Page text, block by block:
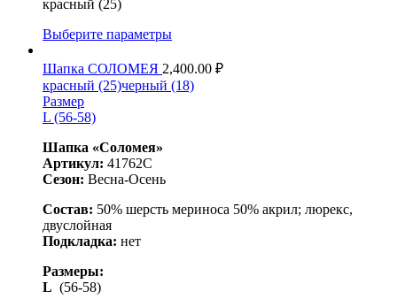
красный (25)
Выберите параметры
Шапка СОЛОМЕЯ 2,400.00 ₽
красный (25)черный (18)
Размер
L (56-58)
Шапка «Соломея»
Артикул: 41762С
Сезон: Весна-Осень
Состав: 50% шерсть мериноса 50% акрил; люрекс,
двуслойная
Подкладка: нет
Размеры:
L (56-58)